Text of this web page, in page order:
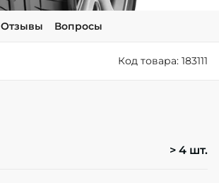
+38 (050)-911-911-2
+38 (099)-643-33-77
Отзывы Вопросы
Код товара: 183111
> 4 шт.